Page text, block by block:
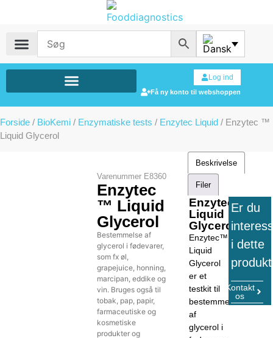
Log ind
Få ny konto til webshoppen
Forside / BioKemi / Enzymatiske tests / Enzytec Liquid / Enzytec ™
Liquid Glycerol
Varenummer E8360
Enzytec
™ Liquid
Glycerol
Bestemmelse af
glycerol i fødevarer,
som fx øl,
grapejuice, honning,
marcipan, eddike og
vin. Bruges også til
tobak, pap, papir,
farmaceutiske og
kosmetiske
produkter og
Beskrivelse
Filer
Enzytec™
Liquid
Glycerol
Enzytec™
Liquid
Glycerol
er et
testkit til
bestemmelse
af
glycerol i
Er du
i dette
Kontakt
os